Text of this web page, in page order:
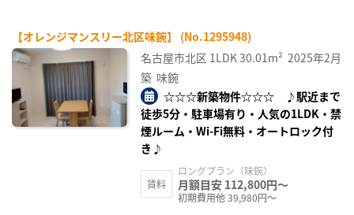
【オレンジマンスリー北区味鋺】 (No.1295948)
名古屋市北区 1LDK30.01m² 2025年2月
築 味鋺
☆☆☆新築物件☆☆☆ ♪駅近まで
徒歩5分・駐車場有り・人気の1LDK・禁
煙ルーム・Wi-Fi無料・オートロック付
き♪
賃料
ロングプラン（味鋺）
月額目安 112,800円～
初期費用他 39,980円～